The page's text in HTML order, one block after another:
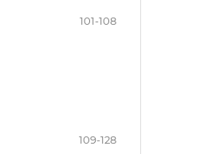
101-108
109-128